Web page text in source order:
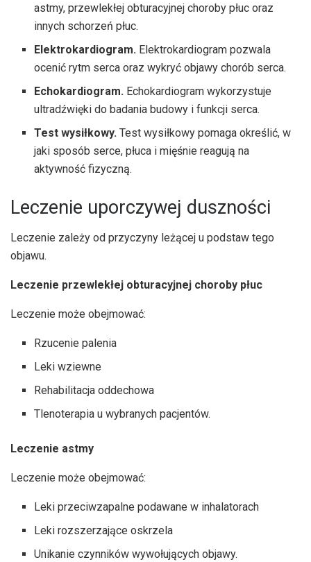
astmy, przewlekłej obturacyjnej choroby płuc oraz
innych schorzeń płuc.
Elektrokardiogram. Elektrokardiogram pozwala
ocenić rytm serca oraz wykryć objawy chorób serca.
Echokardiogram. Echokardiogram wykorzystuje
ultradźwięki do badania budowy i funkcji serca.
Test wysiłkowy.Test wysiłkowy pomaga określić, w
jaki sposób serce, płuca i mięśnie reagują na
aktywność fizyczną.
Leczenie uporczywej duszności
Leczenie zależy od przyczyny leżącej u podstaw tego
objawu.
Leczenie przewlekłej obturacyjnej choroby płuc
Leczenie może obejmować:
Rzucenie palenia
Leki wziewne
Rehabilitacja oddechowa
Tlenoterapia u wybranych pacjentów.
Leczenie astmy
Leczenie może obejmować:
Leki przeciwzapalne podawane w inhalatorach
Leki rozszerzające oskrzela
Unikanie czynników wywołujących objawy.